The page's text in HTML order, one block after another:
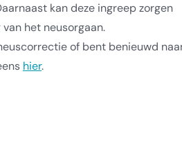
kan deze ingreep zorgen
het neusorgaan.
of bent benieuwd
hier.